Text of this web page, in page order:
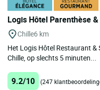
Logis Hôtel Parenthèse &
Chille6 km
Het Logis Hôtel Restaurant &
Chille, op slechts 5 minuten...
9.2/10 (247